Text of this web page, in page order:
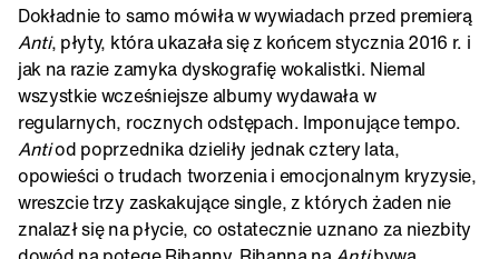
Dokładnie to samo mówiła w wywiadach przed premierą
Anti, płyty, która ukazała się z końcem stycznia 2016 r. i
jak na razie zamyka dyskografię wokalistki. Niemal
wszystkie wcześniejsze albumy wydawała w
regularnych, rocznych odstępach. Imponujące tempo.
Antiod poprzednika dzieliły jednak cztery lata,
opowieści o trudach tworzenia i emocjonalnym kryzysie,
wreszcie trzy zaskakujące single, z których żaden nie
znalazł się na płycie, co ostatecznie uznano za niezbity